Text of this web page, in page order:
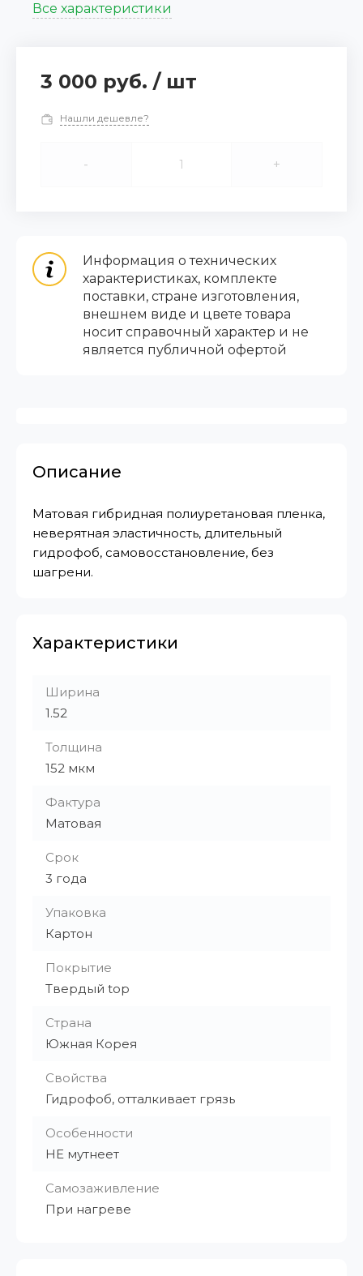
Все характеристики
3 000 руб. / шт
Нашли дешевле?
- +
Информация о технических
характеристиках, комплекте
поставки, стране изготовления,
внешнем виде и цвете товара
носит справочный характер и не
является публичной офертой
Описание
Матовая гибридная полиуретановая пленка,
неверятная эластичность, длительный
гидрофоб, самовосстановление, без
шагрени.
Характеристики
Ширина
1.52
Толщина
152 мкм
Фактура
Матовая
Срок
3 года
Упаковка
Картон
Покрытие
Твердый top
Страна
Южная Корея
Свойства
Гидрофоб, отталкивает грязь
Особенности
НЕ мутнеет
Самозаживление
При нагреве